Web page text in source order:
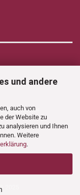
und andere
auch von
der Website zu
analysieren und Ihnen
Weitere
.
für Sie!
2025